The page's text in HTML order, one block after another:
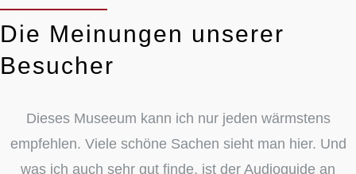
Die Meinungen unserer
Besucher
Dieses Museeum kann ich nur jeden wärmstens
empfehlen. Viele schöne Sachen sieht man hier. Und
was ich auch sehr gut finde, ist der Audioguide an